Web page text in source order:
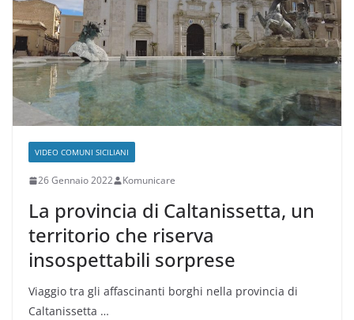
VIDEO COMUNI SICILIANI
26 Gennaio 2022 Komunicare
La provincia di Caltanissetta, un
territorio che riserva
insospettabili sorprese
Viaggio tra gli affascinanti borghi nella provincia di
Caltanissetta …